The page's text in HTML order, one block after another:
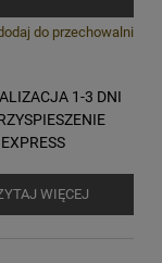
do przechowalni
1-3 DNI
WIĘCEJ